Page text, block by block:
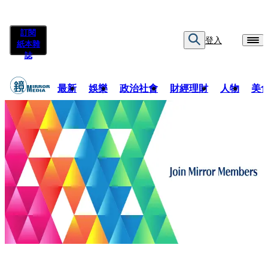
訂閱
紙本雜
誌
登入
最新 娛樂 政治社會 財經理財 人物 美